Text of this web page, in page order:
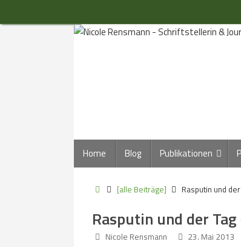
Inhalt
Inhalt
springen
Home Blog Publikationen
Start[alle Beiträge] Rasputin und
Rasputin und der
Nicole Rensmann 23. Mai 2013